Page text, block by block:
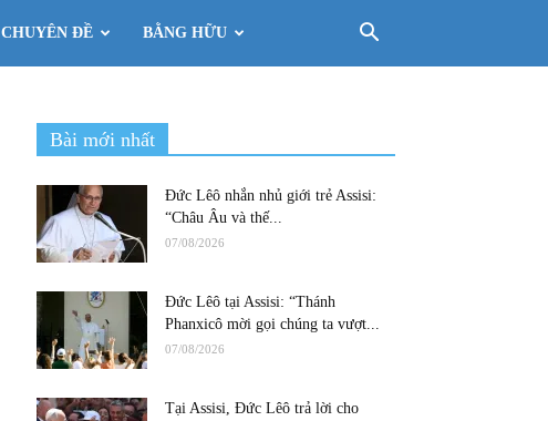
CHUYÊN ĐỀ BẰNG HỮU
Bài mới nhất
Đức Lêô nhắn nhủ giới trẻ Assisi:
“Châu Âu và thế...
07/08/2026
Đức Lêô tại Assisi: “Thánh
Phanxicô mời gọi chúng ta vượt...
07/08/2026
Tại Assisi, Đức Lêô trả lời cho